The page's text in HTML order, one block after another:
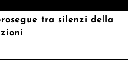
tra silenzi della